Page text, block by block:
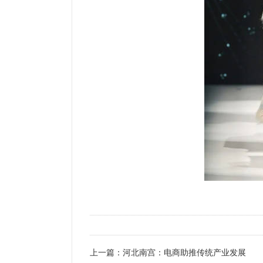
上一篇： 河北南宫：电商助推传统产业发展